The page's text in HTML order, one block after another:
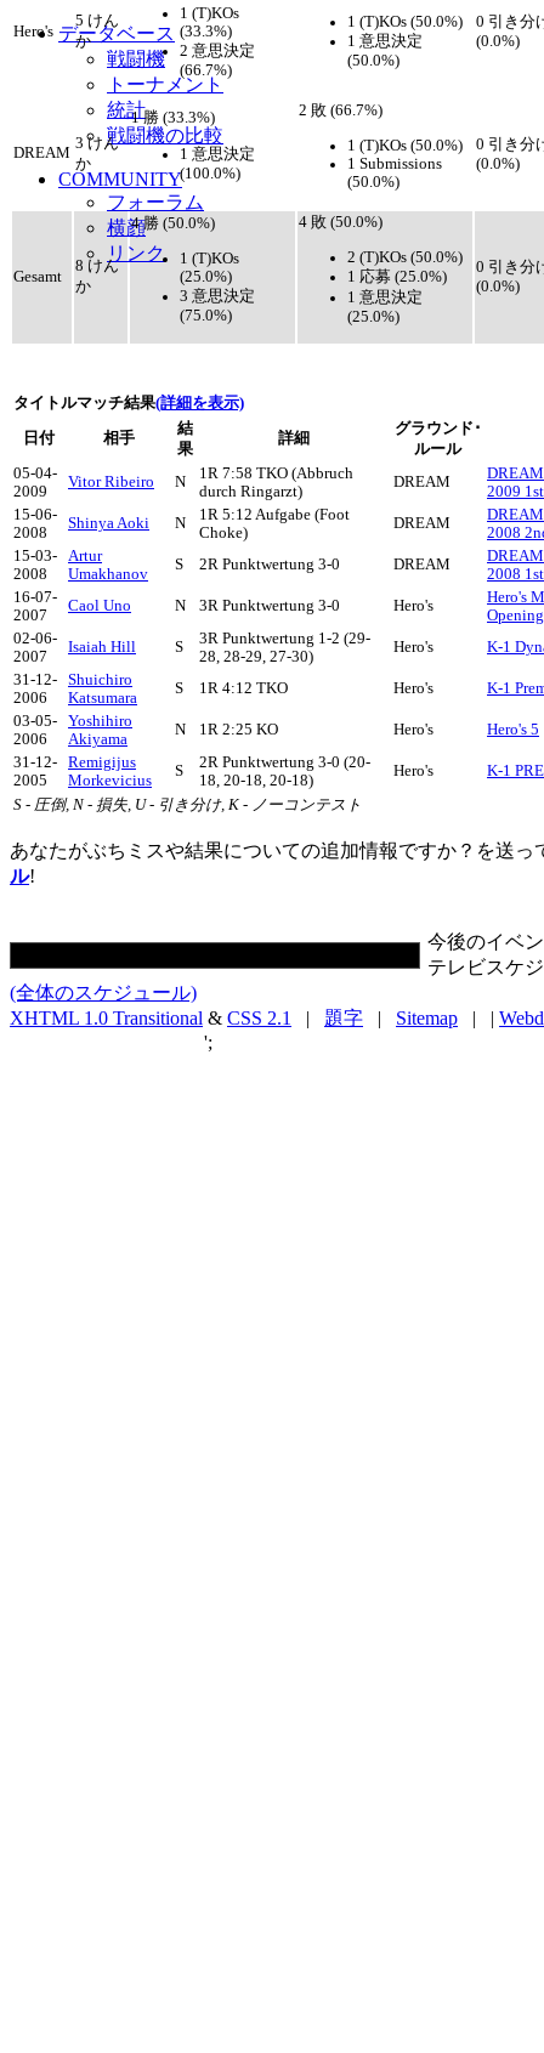
データベース
戦闘機
トーナメント
統計
戦闘機の比較
COMMUNITY
フォーラム
横顔
リンク
Hero's
5 けん
か
1 (T)KOs
(33.3%)
2 意思決定
(66.7%)
1 (T)KOs (50.0%)
1 意思決定
(50.0%)
0 引き分
(0.0%)
DREAM
3 けん
か
1 勝 (33.3%)
1 意思決定
(100.0%)
2 敗 (66.7%)
1 (T)KOs (50.0%)
1 Submissions
(50.0%)
0 引き分
(0.0%)
Gesamt
8 けん
か
4 勝 (50.0%)
1 (T)KOs
(25.0%)
3 意思決定
(75.0%)
4 敗 (50.0%)
2 (T)KOs (50.0%)
1 応募 (25.0%)
1 意思決定
(25.0%)
0 引き分
(0.0%)
タイトルマッチ結果(詳細を表示)
日付 相手
結
果
詳細
グラウンド･
ルール
05-04-
2009
Vitor Ribeiro N
1R 7:58 TKO (Abbruch
durch Ringarzt)
DREAM
2009
15-06-
2008
Shinya Aoki N
1R 5:12 Aufgabe (Foot
Choke)
DREAM
2008
15-03-
2008
Artur
Umakhanov
S 2R Punktwertung 3-0 DREAM
2008
16-07-
2007
Caol Uno N 3R Punktwertung 3-0 Hero's
Hero's
02-06-
2007
Isaiah Hill S
3R Punktwertung 1-2 (29-
28, 28-29, 27-30)
Hero's
K-1
31-12-
2006
Shuichiro
Katsumara
S 1R 4:12 TKO Hero's
K-1
03-05-
2006
Yoshihiro
Akiyama
N 1R 2:25 KO Hero's
Hero's 5
31-12-
2005
Remigijus
Morkevicius
S
2R Punktwertung 3-0 (20-
18, 20-18, 20-18)
Hero's
K-1
S - 圧倒, N - 損失, U - 引き分け, K - ノーコンテスト
あなたがぶちミスや結果についての追加情報ですか？を送っ
ル!
今後のイベ
テレビスケ
(全体のスケジュール)
XHTML 1.0 Transitional & CSS 2.1 | 題字 | Sitemap | |
';